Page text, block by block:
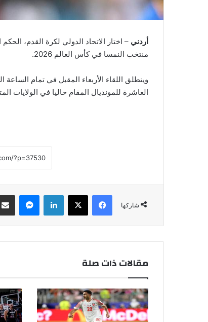
أردني – اختار الاتحاد الدولي لكرة القدم،
منتخب النمسا في كأس العالم 2026.
وينطلق اللقاء الأربعاء المقبل في تمام
العاشرة للمونديال المقام حاليا في الولايات
شاركها
فيسبوك لينكدإن
مقالات ذات صلة